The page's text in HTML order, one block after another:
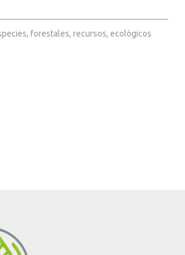
forestales, recursos, ecológicos